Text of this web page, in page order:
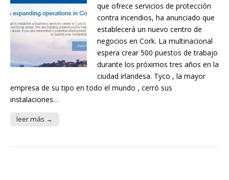
que ofrece servicios de protección
contra incendios, ha anunciado que
establecerá un nuevo centro de
negocios en Cork. La multinacional
espera crear 500 puestos de trabajo
durante los próximos tres años en la
ciudad irlandesa. Tyco , la mayor
empresa de su tipo en todo el mundo , cerró sus
instalaciones…
leer más →